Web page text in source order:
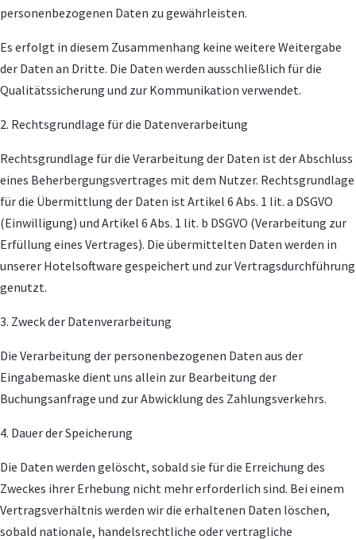
personenbezogenen Daten zu gewährleisten.
Es erfolgt in diesem Zusammenhang keine weitere Weitergabe
der Daten an Dritte. Die Daten werden ausschließlich für die
Qualitätssicherung und zur Kommunikation verwendet.
2. Rechtsgrundlage für die Datenverarbeitung
Rechtsgrundlage für die Verarbeitung der Daten ist der Abschluss
eines Beherbergungsvertrages mit dem Nutzer. Rechtsgrundlage
für die Übermittlung der Daten ist Artikel 6 Abs. 1 lit. a DSGVO
(Einwilligung) und Artikel 6 Abs. 1 lit. b DSGVO (Verarbeitung zur
Erfüllung eines Vertrages). Die übermittelten Daten werden in
unserer Hotelsoftware gespeichert und zur Vertragsdurchführung
genutzt.
3. Zweck der Datenverarbeitung
Die Verarbeitung der personenbezogenen Daten aus der
Eingabemaske dient uns allein zur Bearbeitung der
Buchungsanfrage und zur Abwicklung des Zahlungsverkehrs.
4. Dauer der Speicherung
Die Daten werden gelöscht, sobald sie für die Erreichung des
Zweckes ihrer Erhebung nicht mehr erforderlich sind. Bei einem
Vertragsverhältnis werden wir die erhaltenen Daten löschen,
sobald nationale, handelsrechtliche oder vertragliche